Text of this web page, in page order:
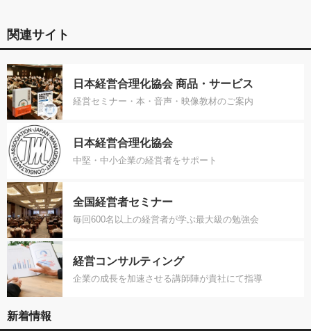
関連サイト
日本経営合理化協会 商品・サービス
経営セミナー・本・音声・映像教材のご案内
日本経営合理化協会
中堅・中小企業の経営者をサポート
全国経営者セミナー
毎回600名以上の経営者が学ぶ最大級の勉強会
経営コンサルティング
企業の成長を加速させる講師陣が貴社にて指導
新着情報